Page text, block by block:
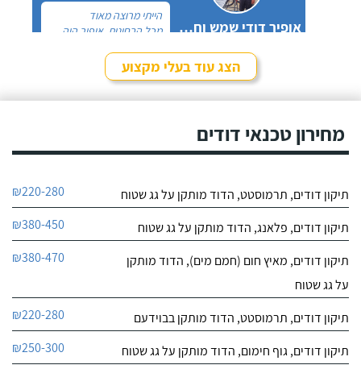
אופיר דודי שמש וחשמל
הייתי מרוצה מאוד
מכל הבחינות, אופיר היה
לראות את המיקום של
ההתקנה, המחיר היה הוגן
היה לארג' והשאיר נקי
חייג עכשיו
שביט דודי שמש וחשמל בע"מ
לפרטי העסק
דודי שמש" שירות טוב,
מהיר ומקצועי. הזמנתי
אותם לא מזמן, כשהתפוצץ
לי הדוד שמש של הדירה.חייג עכשיו
יהודה מיזוג אוויר
9.5
53
חוות דעת
מזגנים היותר זולים שיצא לי
הצג עוד בעלי מקצוע
מחירון טכנאי דודים
תיקון דודים, תרמוסטט, הדוד מותקן על גג שטוח ₪220-280
תיקון דודים, פלאנג, הדוד מותקן על גג שטוח ₪380-450
תיקון דודים, מאיץ חום (חמם מים), הדוד מותקן
על גג שטוח
₪380-470
תיקון דודים, תרמוסטט, הדוד מותקן בבוידעם ₪220-280
תיקון דודים, גוף חימום, הדוד מותקן על גג שטוח ₪250-300